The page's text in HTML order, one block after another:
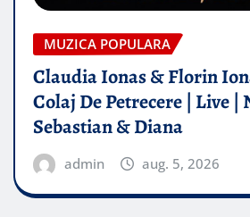
MUZICA POPULARA
Claudia Ionas & Florin
Colaj De Petrecere | Live |
Sebastian & Diana
admin aug. 5, 2026